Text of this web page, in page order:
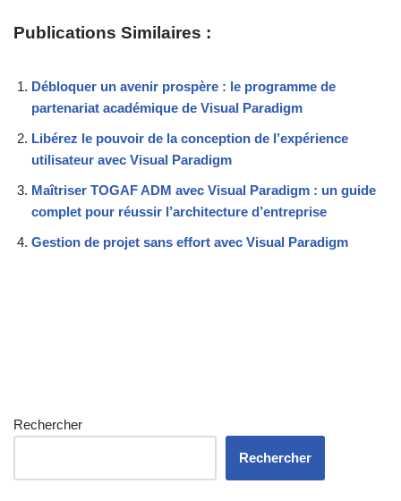
Publications Similaires :
Débloquer un avenir prospère : le programme de
partenariat académique de Visual Paradigm
Libérez le pouvoir de la conception de l’expérience
utilisateur avec Visual Paradigm
Maîtriser TOGAF ADM avec Visual Paradigm : un guide
complet pour réussir l’architecture d’entreprise
Gestion de projet sans effort avec Visual Paradigm
Rechercher
Rechercher